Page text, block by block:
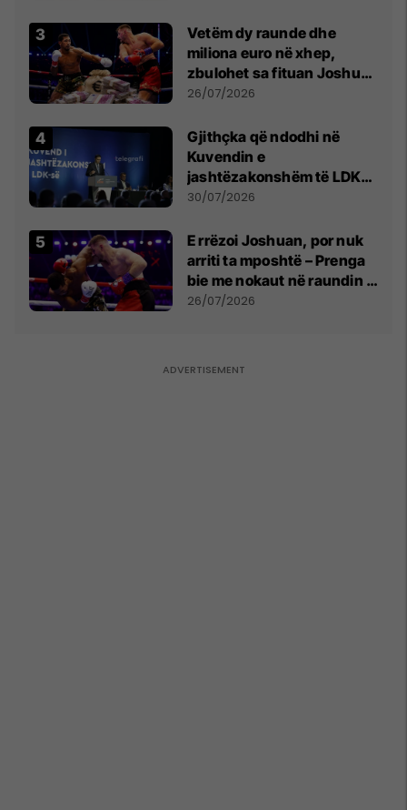
Vetëm dy raunde dhe
miliona euro në xhep,
zbulohet sa fituan Joshua
e Prenga
26/07/2026
Gjithçka që ndodhi në
Kuvendin e
jashtëzakonshëm të LDK-
së
30/07/2026
E rrëzoi Joshuan, por nuk
arriti ta mposhtë – Prenga
bie me nokaut në raundin e
dytë
26/07/2026